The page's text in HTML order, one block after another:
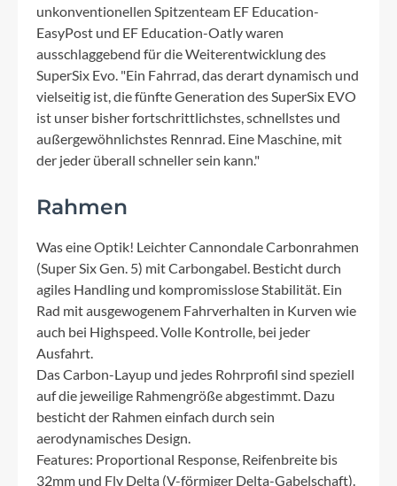
unkonventionellen Spitzenteam EF Education-
EasyPost und EF Education-Oatly waren
ausschlaggebend für die Weiterentwicklung des
SuperSix Evo. "Ein Fahrrad, das derart dynamisch und
vielseitig ist, die fünfte Generation des SuperSix EVO
ist unser bisher fortschrittlichstes, schnellstes und
außergewöhnlichstes Rennrad. Eine Maschine, mit
der jeder überall schneller sein kann."
Rahmen
Was eine Optik! Leichter Cannondale Carbonrahmen
(Super Six Gen. 5) mit Carbongabel. Besticht durch
agiles Handling und kompromisslose Stabilität. Ein
Rad mit ausgewogenem Fahrverhalten in Kurven wie
auch bei Highspeed. Volle Kontrolle, bei jeder
Ausfahrt.
Das Carbon-Layup und jedes Rohrprofil sind speziell
auf die jeweilige Rahmengröße abgestimmt. Dazu
besticht der Rahmen einfach durch sein
aerodynamisches Design.
Features: Proportional Response, Reifenbreite bis
32mm und Fly Delta (V-förmiger Delta-Gabelschaft).